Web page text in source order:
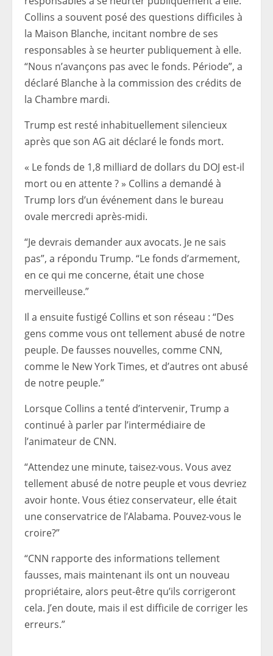
Collins a souvent posé des questions difficiles à
la Maison Blanche, incitant nombre de ses
responsables à se heurter publiquement à elle.
“Nous n’avançons pas avec le fonds. Période”, a
déclaré Blanche à la commission des crédits de
la Chambre mardi.
Trump est resté inhabituellement silencieux
après que son AG ait déclaré le fonds mort.
« Le fonds de 1,8 milliard de dollars du DOJ est-il
mort ou en attente ? » Collins a demandé à
Trump lors d’un événement dans le bureau
ovale mercredi après-midi.
“Je devrais demander aux avocats. Je ne sais
pas”, a répondu Trump. “Le fonds d’armement,
en ce qui me concerne, était une chose
merveilleuse.”
Il a ensuite fustigé Collins et son réseau : “Des
gens comme vous ont tellement abusé de notre
peuple. De fausses nouvelles, comme CNN,
comme le New York Times, et d’autres ont abusé
de notre peuple.”
Lorsque Collins a tenté d’intervenir, Trump a
continué à parler par l’intermédiaire de
l’animateur de CNN.
“Attendez une minute, taisez-vous. Vous avez
tellement abusé de notre peuple et vous devriez
avoir honte. Vous étiez conservateur, elle était
une conservatrice de l’Alabama. Pouvez-vous le
croire?”
“CNN rapporte des informations tellement
fausses, mais maintenant ils ont un nouveau
propriétaire, alors peut-être qu’ils corrigeront
cela. J’en doute, mais il est difficile de corriger les
erreurs.”